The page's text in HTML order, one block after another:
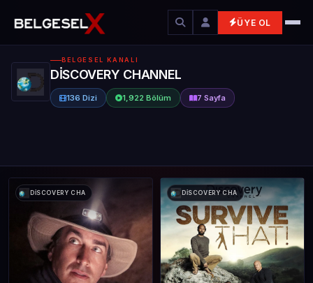
ÜYE OL
BELGESEL KANALI
DİSCOVERY CHANNEL
136 Dizi 1,922 Bölüm 7 Sayfa
DİSCOVERY CHA DİSCOVERY CHA